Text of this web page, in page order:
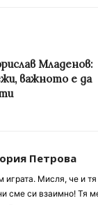
Младенов:
важното е да
Петрова
играта. Мисля, че и
сме си взаимно! Тя